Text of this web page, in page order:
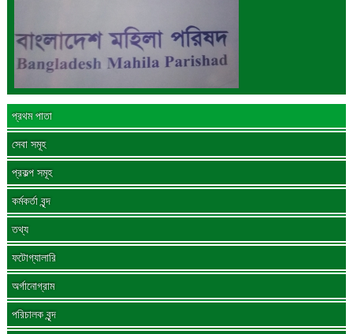
প্রথম পাতা
সেবা সমূহ
প্রকল্প সমূহ
কর্মকর্তা বৃন্দ
তথ্য
ফটোগ্যালারি
অর্গানোগ্রাম
পরিচালক বৃন্দ